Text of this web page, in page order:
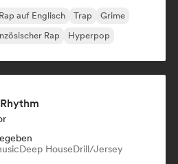
Rap auf Englisch Trap
Grime
Rap Hyperpop
Deep HouseDrill/Jersey